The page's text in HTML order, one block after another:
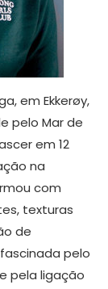
em Ekkerøy,
pelo Mar de
em 12
na
com
texturas
de
pelo
pela ligação